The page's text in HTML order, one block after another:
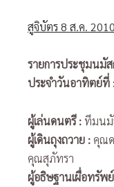
สูจิบัตร 8 ส.ค. 2010
รายการประชุมนมัส
ประจำวันอาทิตย์ที่
ผู้เล่นดนตรี: ทีมนมั
ผู้เดินถุงถวาย : คุณ
คุณสุภัทรา
ผู้อธิษฐานเผื่อทรัพย์